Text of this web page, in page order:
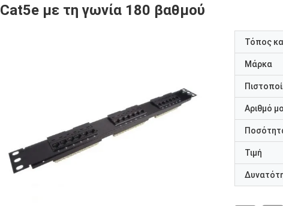
Cat5e με τη γωνία 180 βαθμού
Τόπος
Μάρκα
Αριθμό
Τιμή